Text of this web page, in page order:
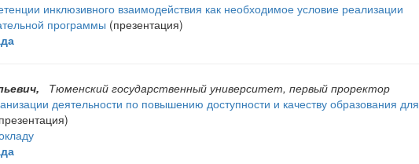
инклюзивного взаимодействия как необходимое условие реализации
программы (презентация)
Тюменский государственный университет, первый проректор
деятельности по повышению доступности и качеству образования для